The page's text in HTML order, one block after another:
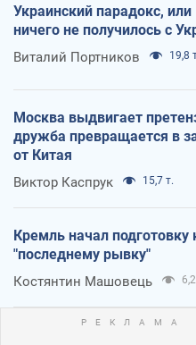
Украинский парадокс,
ничего не получилось с
Виталий Портников 19,8
Москва выдвигает
дружба превращается в
от Китая
Виктор Каспрук 15,7 т.
Кремль начал подготовку
"последнему рывку"
Костянтин Машовець